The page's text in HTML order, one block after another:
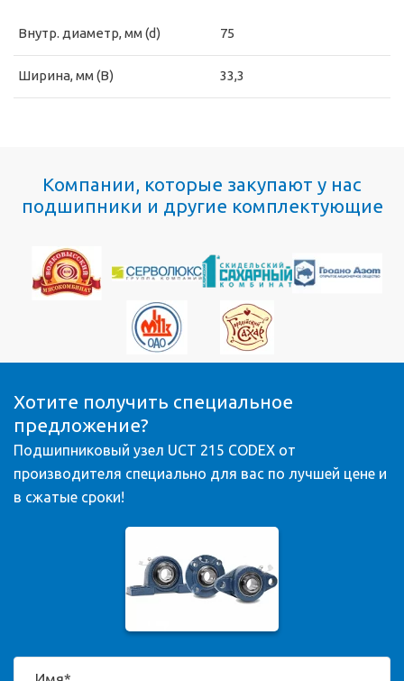
Внутр. диаметр, мм (d) 75
Ширина, мм (B) 33,3
Компании, которые закупают у нас
подшипники и другие комплектующие
Хотите получить специальное
предложение?
Подшипниковый узел UCT 215 CODEX от
производителя специально для вас по лучшей цене и
в сжатые сроки!